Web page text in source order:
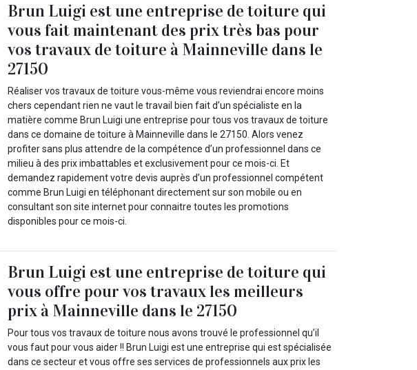
Brun Luigi est une entreprise de toiture qui
vous fait maintenant des prix très bas pour
vos travaux de toiture à Mainneville dans le
27150
Réaliser vos travaux de toiture vous-même vous reviendrai encore moins
chers cependant rien ne vaut le travail bien fait d’un spécialiste en la
matière comme Brun Luigi une entreprise pour tous vos travaux de toiture
dans ce domaine de toiture à Mainneville dans le 27150. Alors venez
profiter sans plus attendre de la compétence d’un professionnel dans ce
milieu à des prix imbattables et exclusivement pour ce mois-ci. Et
demandez rapidement votre devis auprès d’un professionnel compétent
comme Brun Luigi en téléphonant directement sur son mobile ou en
consultant son site internet pour connaitre toutes les promotions
disponibles pour ce mois-ci.
Brun Luigi est une entreprise de toiture qui
vous offre pour vos travaux les meilleurs
prix à Mainneville dans le 27150
Pour tous vos travaux de toiture nous avons trouvé le professionnel qu’il
vous faut pour vous aider !! Brun Luigi est une entreprise qui est spécialisée
dans ce secteur et vous offre ses services de professionnels aux prix les